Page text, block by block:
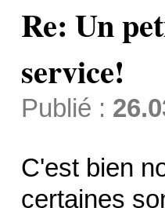
Re: Un
service!
Publié :
C'est bien
certaines